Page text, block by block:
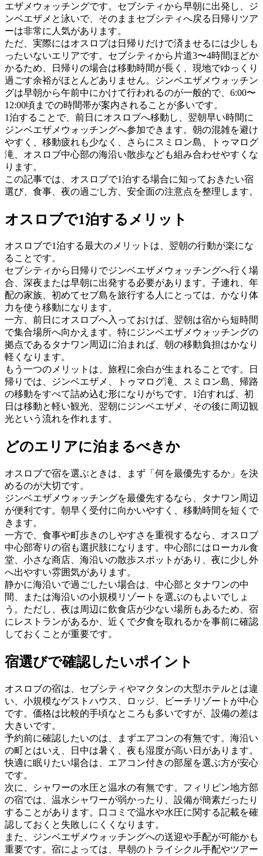
エザメウォッチングです。セブシティから早朝に出発し、ジ
ンベエザメと泳いで、そのままセブシティへ戻る日帰りツア
ーは非常に人気があります。
ただ、実際にはオスロブは日帰りだけで済ませるには少しも
ったいないエリアです。セブシティから片道3〜4時間ほどか
かるため、日帰りの場合は移動時間が長く、現地でゆっくり
過ごす余裕がほとんどありません。ジンベエザメウォッチン
グは早朝から午前中にかけて行われるのが一般的で、6:00〜
12:00頃までの時間帯が案内されることが多いです。
1泊することで、前日にオスロブへ移動し、翌朝早い時間に
ジンベエザメウォッチングへ参加できます。朝の混雑を避け
やすく、移動疲れも少なく、さらにスミロン島、トゥマログ
滝、オスロブ中心部の海沿い散歩なども組み合わせやすくな
ります。
この記事では、オスロブで1泊する場合に知っておきたい宿
選び、食事、夜の過ごし方、安全面の注意点を整理します。
オスロブで1泊するメリット
オスロブで1泊する最大のメリットは、翌朝の行動が楽にな
ることです。
セブシティから日帰りでジンベエザメウォッチングへ行く場
合、深夜または早朝に出発する必要があります。子連れ、年
配の家族、初めてセブ島を旅行する人にとっては、かなり体
力を使う移動になります。
一方、前日にオスロブへ入っておけば、翌朝は宿から短時間
で集合場所へ向かえます。特にジンベエザメウォッチングの
拠点であるタナワン周辺に泊まれば、朝の移動負担はかなり
軽くなります。
もう一つのメリットは、旅程に余白が生まれることです。日
帰りでは、ジンベエザメ、トゥマログ滝、スミロン島、帰路
の移動をすべて詰め込む形になりがちです。1泊すれば、初
日は移動と軽い観光、翌朝にジンベエザメ、その後に周辺観
光という流れを作れます。
どのエリアに泊まるべきか
オスロブで宿を選ぶときは、まず「何を最優先するか」を決
めるのが大切です。
ジンベエザメウォッチングを最優先するなら、タナワン周辺
が便利です。朝早く受付に向かいやすく、移動時間を短くで
きます。
一方で、食事や町歩きのしやすさを重視するなら、オスロブ
中心部寄りの宿も選択肢になります。中心部にはローカル食
堂、小さな商店、海沿いの散歩スポットがあり、夜に少し外
へ出やすい雰囲気があります。
静かに海沿いで過ごしたい場合は、中心部とタナワンの中
間、または海沿いの小規模リゾートを選ぶのもよいでしょ
う。ただし、夜は周辺に飲食店が少ない場所もあるため、宿
にレストランがあるか、近くで夕食を取れるかを事前に確認
しておくことが重要です。
宿選びで確認したいポイント
オスロブの宿は、セブシティやマクタンの大型ホテルとは違
い、小規模なゲストハウス、ロッジ、ビーチリゾートが中心
です。価格は比較的手頃なところも多いですが、設備の差は
大きいです。
予約前に確認したいのは、まずエアコンの有無です。海沿い
の町とはいえ、日中は暑く、夜も湿度が高い日があります。
快適に眠りたい場合は、エアコン付きの部屋を選ぶ方が安心
です。
次に、シャワーの水圧と温水の有無です。フィリピン地方部
の宿では、温水シャワーが弱かったり、設備が簡素だったり
することがあります。口コミで温水や水圧に関する記載を確
認しておくと失敗しにくくなります。
また、ジンベエザメウォッチングへの送迎や手配が可能かも
重要です。宿によっては、早朝のトライシクル手配やツアー